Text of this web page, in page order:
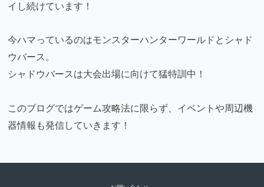
イし続けています！
今ハマっているのはモンスターハンターワールドとシャド
ウバース。
シャドウバースは大会出場に向けて猛特訓中！
このブログではゲーム攻略法に限らず、イベントや周辺機
器情報も発信していきます！